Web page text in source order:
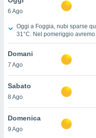
è
ci
di
il
un
6 Ago
Previsioni Meteo Foggia
Oggi a Foggia, nubi sparse
31°C. Nel pomeriggio
Nella notte cielo sereno con
durante la giornata, con una
Domani
7 Ago
Sabato
8 Ago
Domenica
9 Ago